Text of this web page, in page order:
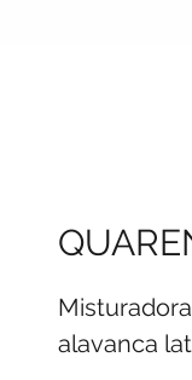
alavanca